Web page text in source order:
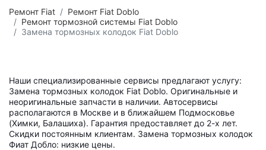
Ремонт Fiat
Ремонт Fiat Doblo
Ремонт тормозной системы Fiat Doblo
Замена тормозных колодок Fiat Doblo
Наши специализированные сервисы предлагают услугу:
Замена тормозных колодок Fiat Doblo. Оригинальные и
неоригинальные запчасти в наличии. Автосервисы
располагаются в Москве и в ближайшем Подмосковье
(Химки, Балашиха). Гарантия предоставляет до 2-х лет.
Скидки постоянным клиентам. Замена тормозных колодок
Фиат Добло: низкие цены.